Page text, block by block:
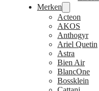
Merken
Acteon
AKOS
Anthogyr
Ariel Quetin
Astra
Bien Air
BlancOne
Bossklein